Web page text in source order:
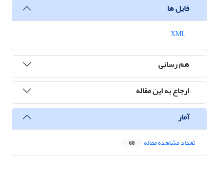
فایل ها
هم رسانی
ارجاع به این مقاله
آمار
تعداد مشاهده مقاله 68